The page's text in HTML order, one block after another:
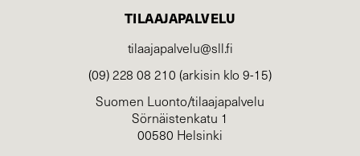
TILAAJAPALVELU
tilaajapalvelu@sll.fi
(09) 228 08 210 (arkisin klo 9-15)
Suomen Luonto/tilaajapalvelu
Sörnäistenkatu 1
00580 Helsinki